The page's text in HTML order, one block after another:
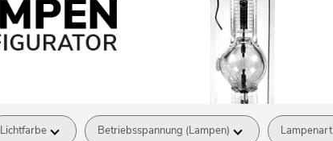
Lichtfarbe Betriebsspannung (Lampen) Lampenart